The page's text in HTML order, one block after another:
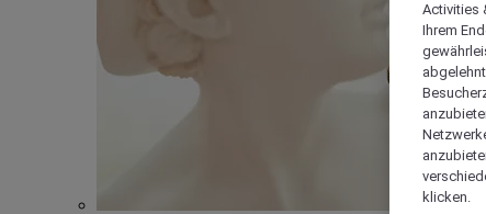
Activities
Ihrem
klicken.